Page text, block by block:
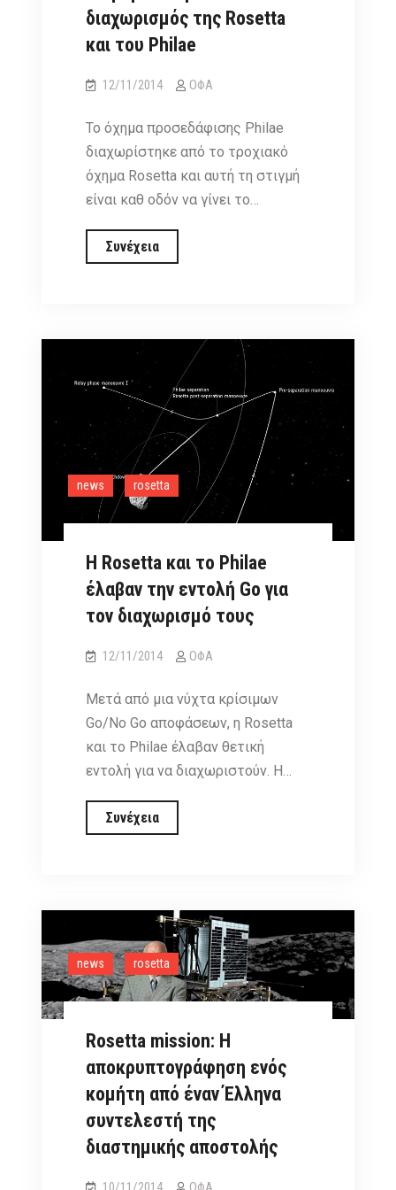
διαχωρισμός της Rosetta
και του Philae
12/11/2014 ΟΦΑ
Το όχημα προσεδάφισης Philae
διαχωρίστηκε από τo τροχιακό
όχημα Rosetta και αυτή τη στιγμή
είναι καθ οδόν να γίνει το…
ΣυνέχειαΕπιβεβαιώθηκε
ο
Rosetta
του
Philae
news rosetta
Η Rosetta και το Philae
έλαβαν την εντολή Go για
τον διαχωρισμό τους
12/11/2014 ΟΦΑ
Μετά από μια νύχτα κρίσιμων
Go/No Go αποφάσεων, η Rosetta
και το Philae έλαβαν θετική
εντολή για να διαχωριστούν. Η…
ΣυνέχειαΗ
Rosetta
Philae
έλαβαν
την
εντολή
για
διαχωρισμό
τους
news rosetta
Rosetta mission: Η
αποκρυπτογράφηση ενός
κομήτη από έναν Έλληνα
συντελεστή της
διαστημικής αποστολής